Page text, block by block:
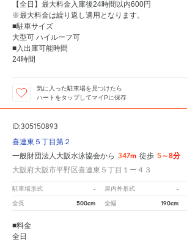
【全日】最大料金入庫後24時間以内600円
※最大料金は繰り返し適用となります。
■駐車サイズ
大型可 ハイルーフ可
■入出庫可能時間
24時間
気に入った駐車場を見つけたら
ハートをタップしてマイPに保存
ID:305150893
喜連東５丁目第２
一般財団法人大阪水泳協会から 347m 徒歩 5～8分
大阪府大阪市平野区喜連東５丁目１ー４３
駐車場形式 - 屋内外形式 -
全長 500cm 全幅 190cm
■料金
全日